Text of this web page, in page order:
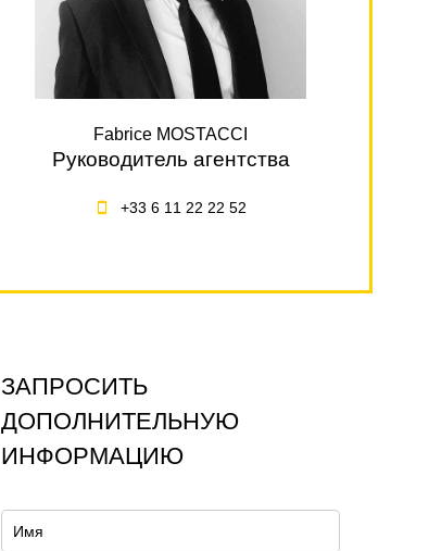
Fabrice MOSTACCI
Руководитель агентства
+33 6 11 22 22 52
ЗАПРОСИТЬ
ДОПОЛНИТЕЛЬНУЮ
ИНФОРМАЦИЮ